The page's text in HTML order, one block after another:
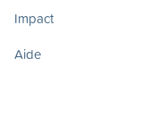
Impact
Aide